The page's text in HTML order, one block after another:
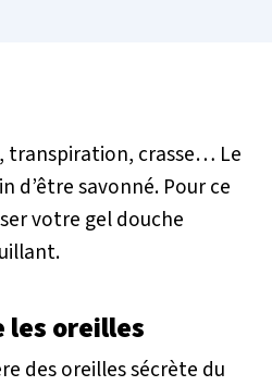
transpiration, crasse… Le
d’être savonné. Pour ce
votre gel douche
les oreilles
des oreilles sécrète du